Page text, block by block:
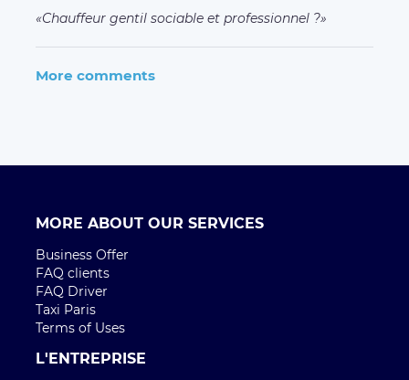
Chauffeur gentil sociable et professionnel ?
More comments
MORE ABOUT OUR SERVICES
Business Offer
FAQ clients
FAQ Driver
Taxi Paris
Terms of Uses
L'ENTREPRISE